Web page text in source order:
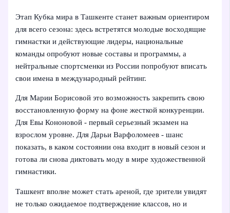
Этап Кубка мира в Ташкенте станет важным ориентиром
для всего сезона: здесь встретятся молодые восходящие
гимнастки и действующие лидеры, национальные
команды опробуют новые составы и программы, а
нейтральные спортсменки из России попробуют вписать
свои имена в международный рейтинг.
Для Марии Борисовой это возможность закрепить свою
восстановленную форму на фоне жесткой конкуренции.
Для Евы Кононовой - первый серьезный экзамен на
взрослом уровне. Для Дарьи Варфоломеев - шанс
показать, в каком состоянии она входит в новый сезон и
готова ли снова диктовать моду в мире художественной
гимнастики.
Ташкент вполне может стать ареной, где зрители увидят
не только ожидаемое подтверждение классов, но и